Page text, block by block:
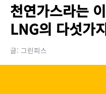
천연가스라는
LNG의 다섯가
글: 그린피스